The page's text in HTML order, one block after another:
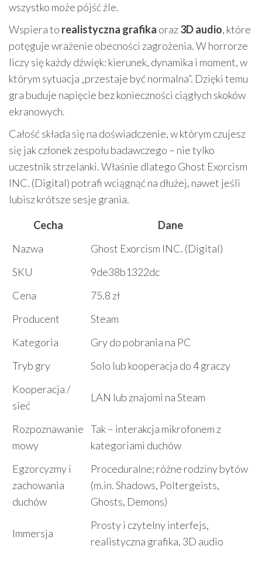
wszystko może pójść źle.
Wspiera to realistyczna grafika oraz3D audio, które
potęguje wrażenie obecności zagrożenia. W horrorze
liczy się każdy dźwięk: kierunek, dynamika i moment, w
którym sytuacja „przestaje być normalna”. Dzięki temu
gra buduje napięcie bez konieczności ciągłych skoków
ekranowych.
Całość składa się na doświadczenie, w którym czujesz
się jak członek zespołu badawczego – nie tylko
uczestnik strzelanki. Właśnie dlatego Ghost Exorcism
INC. (Digital) potrafi wciągnąć na dłużej, nawet jeśli
lubisz krótsze sesje grania.
Cecha
Dane
Nazwa
Ghost Exorcism INC. (Digital)
SKU
9de38b1322dc
Cena
75.8 zł
Producent
Steam
Kategoria
Gry do pobrania na PC
Tryb gry
Solo lub kooperacja do 4 graczy
Kooperacja /
sieć
LAN lub znajomi na Steam
Rozpoznawanie
mowy
Tak – interakcja mikrofonem z
kategoriami duchów
Egzorcyzmy i
zachowania
duchów
Proceduralne; różne rodziny bytów
(m.in. Shadows, Poltergeists,
Ghosts, Demons)
Immersja
Prosty i czytelny interfejs,
realistyczna grafika, 3D audio